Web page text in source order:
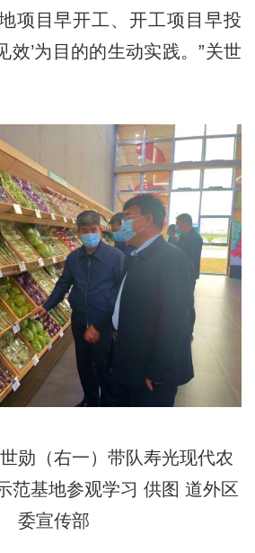
项目早开工、开工项目早投
效’为目的的生动实践。”关世
勋（右一）带队寿光现代农
范基地参观学习 供图 道外区
委宣传部